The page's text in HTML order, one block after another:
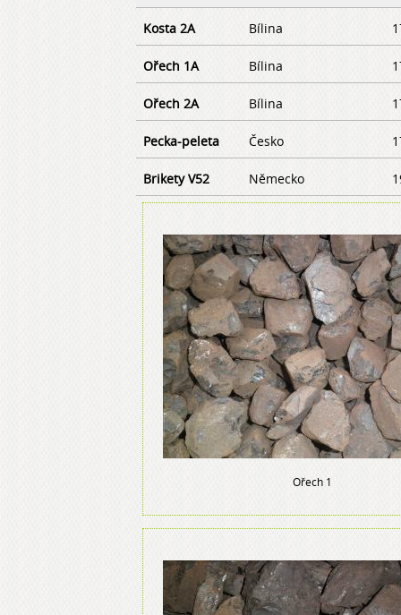
Kosta 2A Bílina
Ořech 1A Bílina
Ořech 2A Bílina
Pecka-peleta Česko
Brikety V52 Německo
Ořech 1